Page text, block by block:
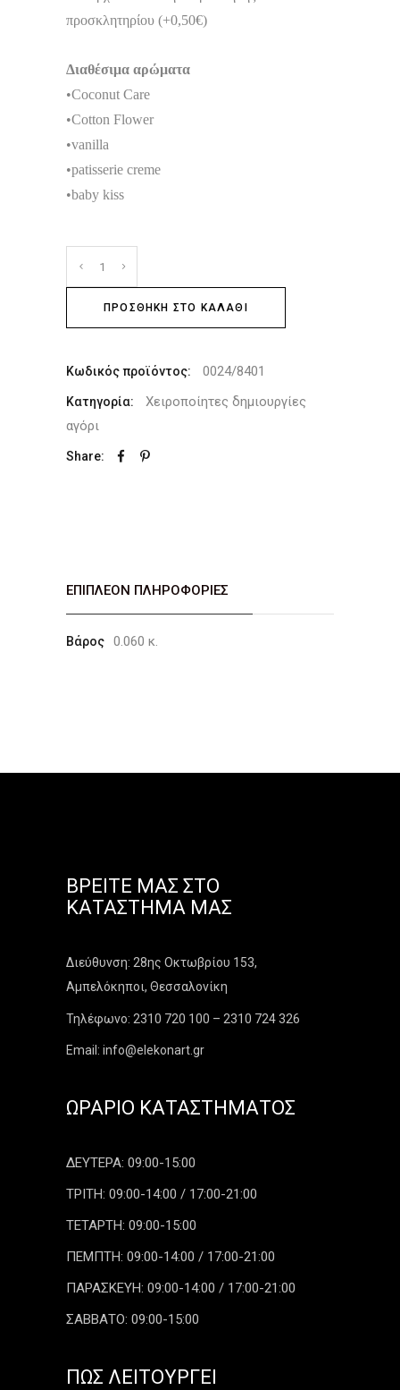
προσκλητηρίου (+0,50€)
Διαθέσιμα αρώματα
•Coconut Care
•Cotton Flower
•vanilla
•patisserie creme
•baby kiss
ΠΡΟΣΘΉΚΗ ΣΤΟ ΚΑΛΆΘΙ
Κωδικός προϊόντος: 0024/8401
Κατηγορία:
Χειροποίητες δημιουργίες
αγόρι
Share:
ΕΠΙΠΛΈΟΝ ΠΛΗΡΟΦΟΡΊΕΣ
Βάρος 0.060 κ.
ΒΡΕΊΤΕ ΜΑΣ ΣΤΟ
ΚΑΤΆΣΤΗΜΑ ΜΑΣ
Διεύθυνση: 28ης Οκτωβρίου 153,
Αμπελόκηποι, Θεσσαλονίκη
Τηλέφωνο: 2310 720 100 – 2310 724 326
Email: info@elekonart.gr
ΩΡΆΡΙΟ ΚΑΤΑΣΤΉΜΑΤΟΣ
ΔΕΥΤΕΡΑ: 09:00-15:00
ΤΡΙΤΗ: 09:00-14:00 / 17:00-21:00
ΤΕΤΑΡΤΗ: 09:00-15:00
ΠΕΜΠΤΗ: 09:00-14:00 / 17:00-21:00
ΠΑΡΑΣΚΕΥΗ: 09:00-14:00 / 17:00-21:00
ΣΑΒΒΑΤΟ: 09:00-15:00
ΠΏΣ ΛΕΙΤΟΥΡΓΕΊ